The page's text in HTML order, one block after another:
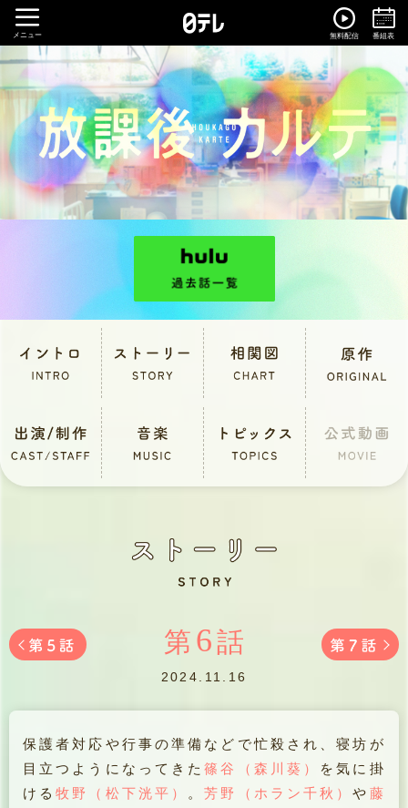
メニュー 無料配信 番組表
第 6話
2024.11.16
保護者対応や行事の準備などで忙殺され、寝坊が
目立つようになってきた篠谷（森川葵）
を気に掛
ける牧野（松下洸平） 。芳野（ホラン千秋）や 藤